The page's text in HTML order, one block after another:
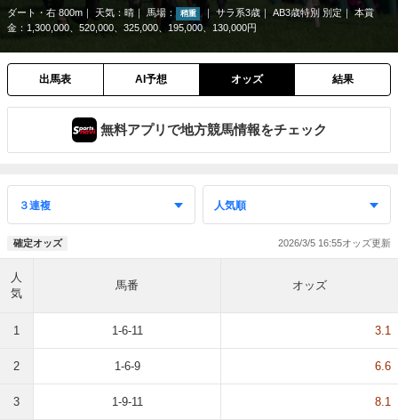
ダート・右 800m 天気： 晴 馬場： 稍重 サラ系3歳 AB3歳特別 別定
本賞
金：1,300,000、520,000、325,000、195,000、130,000円
出馬表 AI予想 オッズ 結果
無料アプリで地方競馬情報をチェック
確定オッズ 2026/3/5 16:55
人
気
馬番 オッズ
1 1-6-11 3.1
2 1-6-9 6.6
3 1-9-11 8.1